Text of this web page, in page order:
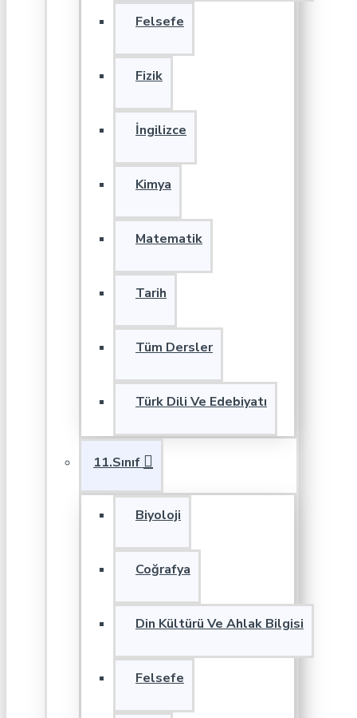
Felsefe
Fizik
İngilizce
Kimya
Matematik
Tarih
Tüm Dersler
Türk Dili Ve Edebiyatı
11.Sınıf
Biyoloji
Coğrafya
Din Kültürü Ve Ahlak Bilgisi
Felsefe